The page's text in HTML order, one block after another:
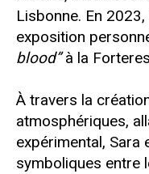
Lisbonne. En
exposition
blood”à la
À travers la
atmosphériques,
expérimental, Sara
symboliques entre